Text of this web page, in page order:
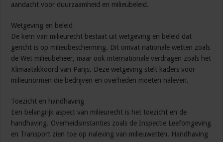
aandacht voor duurzaamheid en milieubeleid.
Wetgeving en beleid
De kern van milieurecht bestaat uit wetgeving en beleid dat
gericht is op milieubescherming. Dit omvat nationale wetten zoals
de Wet milieubeheer, maar ook internationale verdragen zoals het
Klimaatakkoord van Parijs. Deze wetgeving stelt kaders voor
milieunormen die bedrijven en overheden moeten naleven.
Toezicht en handhaving
Een belangrijk aspect van milieurecht is het toezicht en de
handhaving. Overheidsinstanties zoals de Inspectie Leefomgeving
en Transport zien toe op naleving van milieuwetten. Handhaving